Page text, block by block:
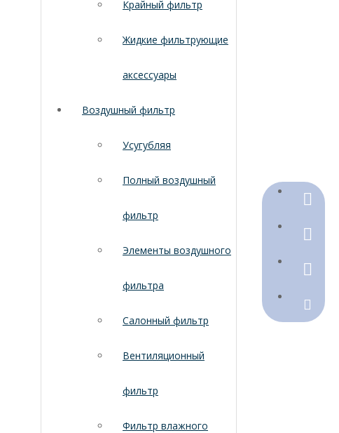
Крайный фильтр
Жидкие фильтрующие
аксессуары
Воздушный фильтр
Усугубляя
Полный воздушный
фильтр
Элементы воздушного
фильтра
Салонный фильтр
Вентиляционный
фильтр
Фильтр влажного
+86-